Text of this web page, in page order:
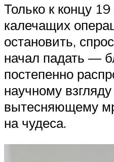
Только к концу
калечащих
остановить,
начал падать —
постепенно
научному
вытесняющему
на чудеса.